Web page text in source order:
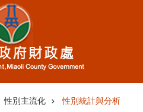
性別主流化 性別統計與分析